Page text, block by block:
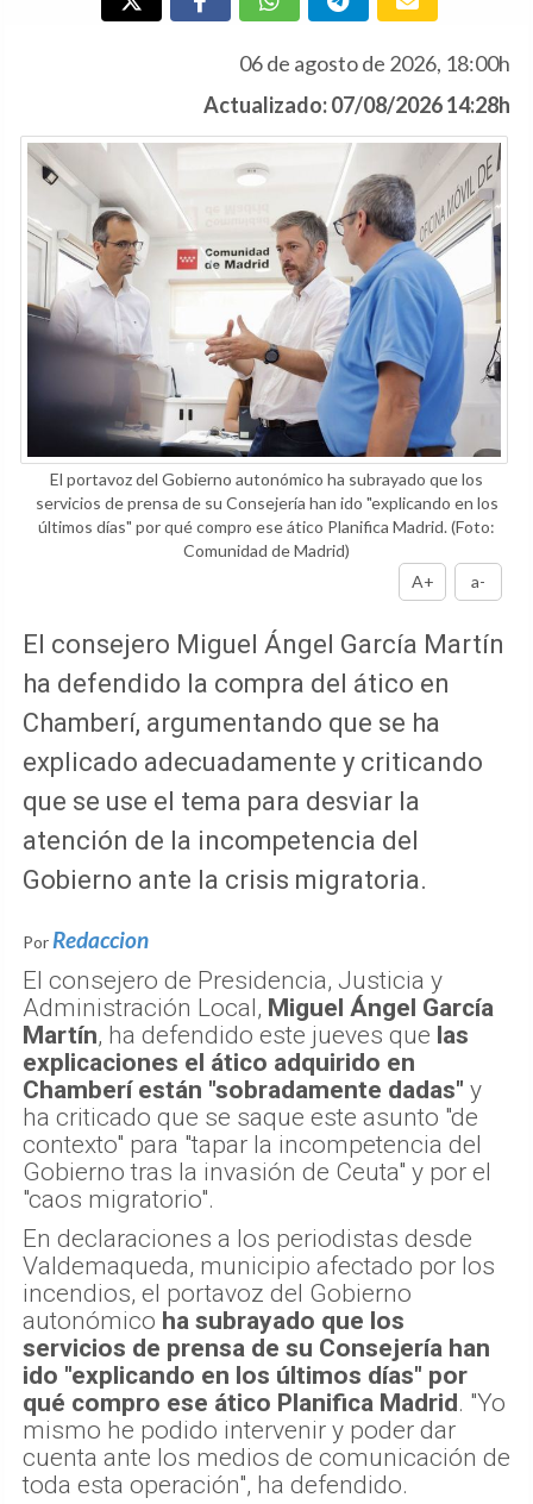
06 de agosto de 2026, 18:00h
Actualizado: 07/08/2026 14:28h
El portavoz del Gobierno autonómico ha subrayado que los
servicios de prensa de su Consejería han ido "explicando en los
últimos días" por qué compro ese ático Planifica Madrid.(Foto:
Comunidad de Madrid)
A+
a-
El consejero Miguel Ángel García Martín
ha defendido la compra del ático en
Chamberí, argumentando que se ha
explicado adecuadamente y criticando
que se use el tema para desviar la
atención de la incompetencia del
Gobierno ante la crisis migratoria.
Por Redaccion
El consejero de Presidencia, Justicia y
Administración Local, Miguel Ángel García
Martín, ha defendido este jueves que las
explicaciones el ático adquirido en
Chamberí están "sobradamente dadas" y
ha criticado que se saque este asunto "de
contexto" para "tapar la incompetencia del
Gobierno tras la invasión de Ceuta" y por el
"caos migratorio".
En declaraciones a los periodistas desde
Valdemaqueda, municipio afectado por los
incendios, el portavoz del Gobierno
autonómico ha subrayado que los
servicios de prensa de su Consejería han
ido "explicando en los últimos días" por
qué compro ese ático Planifica Madrid . "Yo
mismo he podido intervenir y poder dar
cuenta ante los medios de comunicación de
toda esta operación", ha defendido.